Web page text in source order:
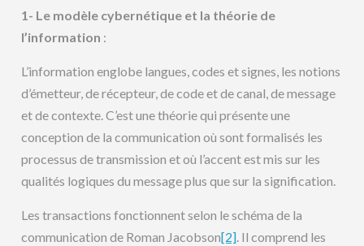
1- Le modèle cybernétique et la théorie de
l’information :
L’information englobe langues, codes et signes, les notions
d’émetteur, de récepteur, de code et de canal, de message
et de contexte. C’est une théorie qui présente une
conception de la communication où sont formalisés les
processus de transmission et où l’accent est mis sur les
qualités logiques du message plus que sur la signification.
Les transactions fonctionnent selon le schéma de la
communication de Roman Jacobson[2]. Il comprend les